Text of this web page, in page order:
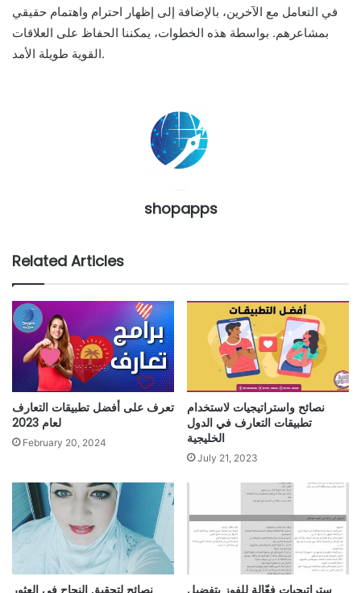
في التعامل مع الآخرين، بالإضافة إلى إظهار احترام واهتمام حقيقي
بمشاعرهم. بواسطة هذه الخطوات، يمكننا الحفاظ على العلاقات
القوية طويلة الأمد.
shopapps
Related Articles
تعرف على أفضل تطبيقات التعارف
لعام 2023
February 20, 2024
نصائح واستراتيجيات لاستخدام
تطبيقات التعارف في الدول
الخليجية
July 21, 2023
نصائح لتحقيق النجاح في العثور
ستراتيجيات فعّالة للفوز بتفضيل